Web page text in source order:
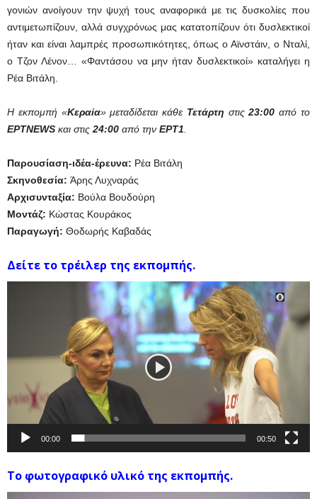
γονιών ανοίγουν την ψυχή τους αναφορικά με τις δυσκολίες που
αντιμετωπίζουν, αλλά συγχρόνως μας κατατοπίζουν ότι δυσλεκτικοί
ήταν και είναι λαμπρές προσωπικότητες, όπως ο Αϊνστάιν, ο Νταλί,
ο Τζον Λένον… «Φαντάσου να μην ήταν δυσλεκτικοί» καταλήγει η
Ρέα Βιτάλη.
Η εκπομπή «Κεραία» μεταδίδεται κάθε Τετάρτη στις23:00 από το
ΕΡΤNEWS και στις 24:00 από την ΕΡΤ1
Παρουσίαση-ιδέα-έρευνα: Ρέα Βιτάλη
Σκηνοθεσία: Άρης Λυχναράς
Αρχισυνταξία: Βούλα Βουδούρη
Μοντάζ: Κώστας Κουράκος
Παραγωγή: Θοδωρής Καβαδάς
Δείτε το τρέιλερ της εκπομπής.
00:00 00:50
Το φωτογραφικό υλικό της εκπομπής.